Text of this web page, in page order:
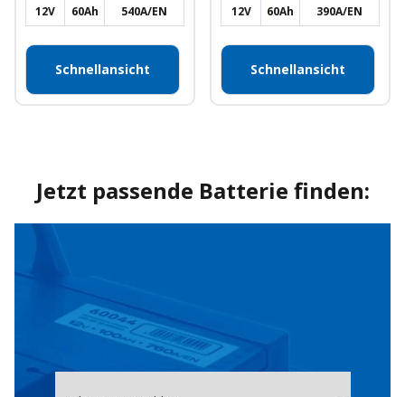
12V 60Ah 540A/EN
Schnellansicht
12V 60Ah 390A/EN
Schnellansicht
Jetzt passende Batterie finden: